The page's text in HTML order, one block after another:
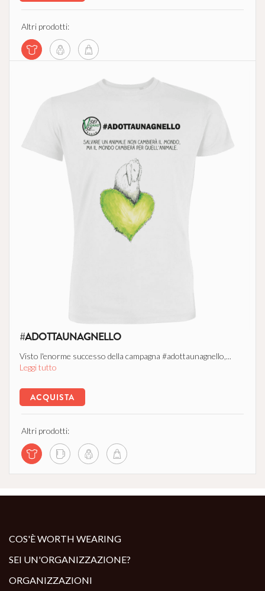
Altri prodotti:
#ADOTTAUNAGNELLO
Visto l'enorme successo della campagna #adottaunagnello,...
Leggi tutto
ACQUISTA
Altri prodotti:
COS'È WORTH WEARING
SEI UN'ORGANIZZAZIONE?
ORGANIZZAZIONI